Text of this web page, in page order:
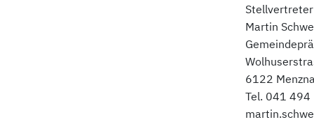
Martin
6122
Tel. 041